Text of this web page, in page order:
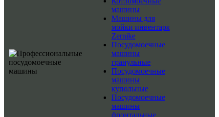
машины
Машины для
мойки инвентаря
Zernike
Посудомоечные
машины
гранульные
Посудомоечные
машины
купольные
Посудомоечные
машины
фронтальные